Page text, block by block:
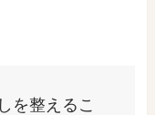
を整えるこ